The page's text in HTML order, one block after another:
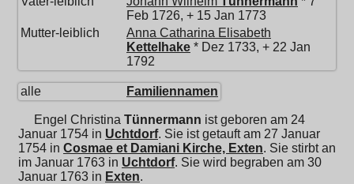
Feb 1726, + 15 Jan 1773
Mutter-leiblich
Anna Catharina Elisabeth
Kettelhake * Dez 1733, + 22 Jan
1792
alle Familiennamen
Engel Christina Tünnermann ist geboren am 24
Januar 1754 in Uchtdorf. Sie ist getauft am 27 Januar
1754 in Cosmae et Damiani Kirche, Exten. Sie stirbt an
im Januar 1763 in Uchtdorf. Sie wird begraben am 30
Januar 1763 in Exten.